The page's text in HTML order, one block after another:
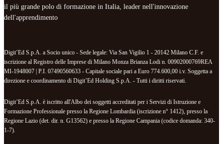
il più grande polo di formazione in Italia, leader nell'innovazione
dell'apprendimento
Digit’Ed S.p.A. a Socio unico - Sede legale: Via San Vigilio 1 - 20142 Milano C.F. e
iscrizione al Registro delle Imprese di Milano Monza Brianza Lodi n. 00902000769REA
MI-1948007 | P.I. 07490560633 - Capitale sociale pari a Euro 774.600,00 i.v. Soggetta a
direzione e coordinamento di Digit’Ed Holding S.p.A. - Tutti i diritti riservati.
Digit’Ed S.p.A. è iscritto all'Albo dei soggetti accreditati per i Servizi di Istruzione e
Formazione Professionale presso la Regione Lombardia (iscrizione n° 1412), presso la
Regione Lazio (det. dir. n. G13562) e presso la Regione Campania (codice domanda: 340-
1-7).